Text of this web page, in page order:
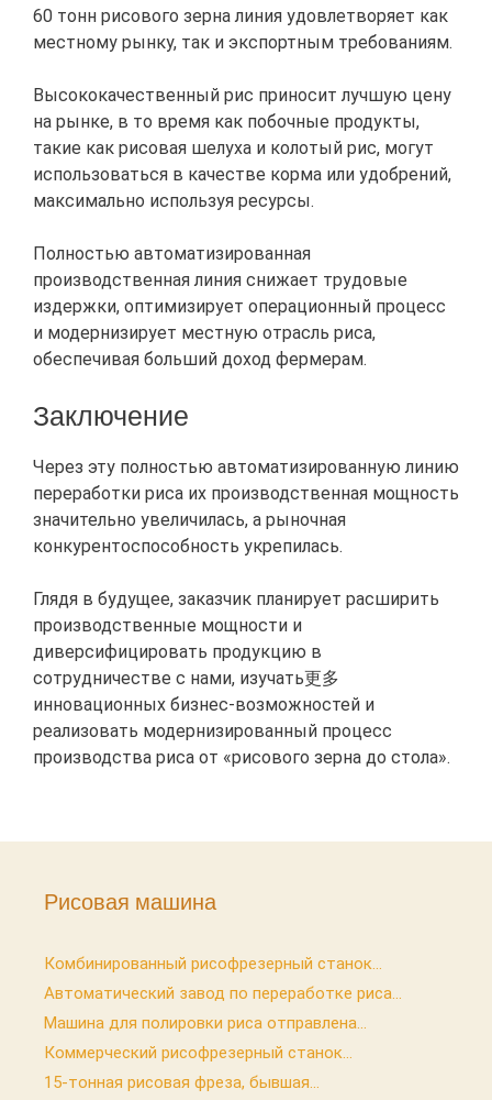
60 тонн рисового зерна линия удовлетворяет как
местному рынку, так и экспортным требованиям.
Высококачественный рис приносит лучшую цену
на рынке, в то время как побочные продукты,
такие как рисовая шелухa и колотый рис, могут
использоваться в качестве корма или удобрений,
максимально используя ресурсы.
Полностью автоматизированная
производственная линия снижает трудовые
издержки, оптимизирует операционный процесс
и модернизирует местную отрасль риса,
обеспечивая больший доход фермерам.
Заключение
Через эту полностью автоматизированную линию
переработки риса их производственная мощность
значительно увеличилась, а рыночная
конкурентоспособность укрепилась.
Глядя в будущее, заказчик планирует расширить
производственные мощности и
диверсифицировать продукцию в
сотрудничестве с нами, изучать更多
инновационных бизнес-возможностей и
реализовать модернизированный процесс
производства риса от «рисового зерна до стола».
Рисовая машина
Комбинированный рисофрезерный станок...
Автоматический завод по переработке риса...
Машина для полировки риса отправлена...
Коммерческий рисофрезерный станок...
15-тонная рисовая фреза, бывшая...